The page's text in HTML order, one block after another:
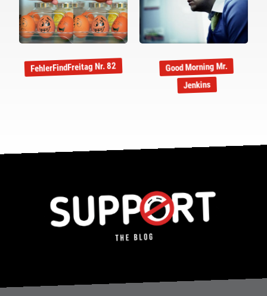
FehlerFindFreitag Nr. 82 Good Morning Mr.
Jenkins